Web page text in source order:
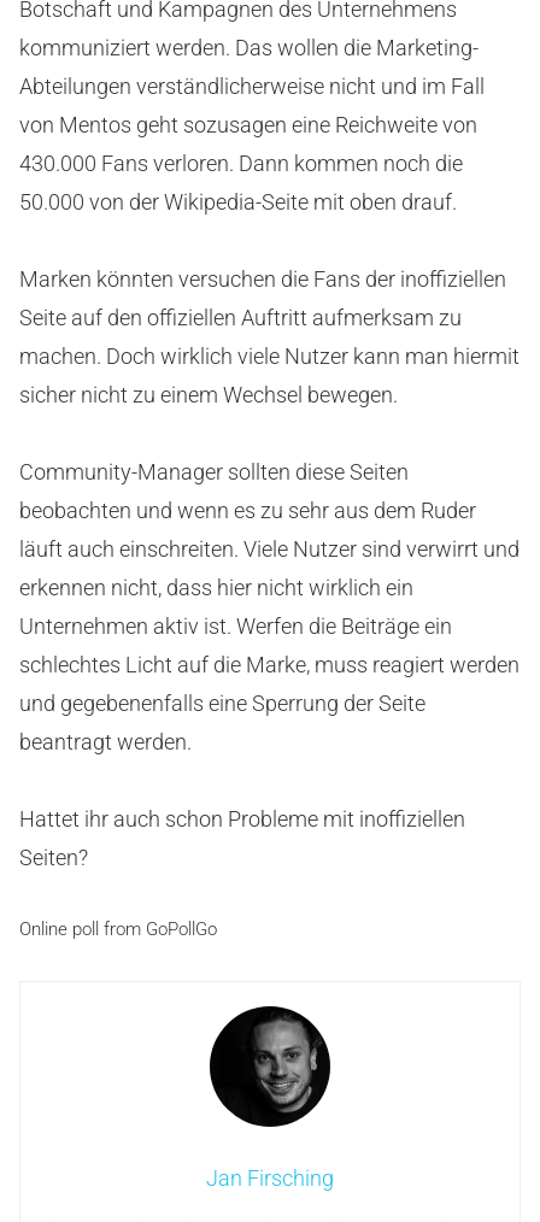
Botschaft und Kampagnen des Unternehmens
kommuniziert werden. Das wollen die Marketing-
Abteilungen verständlicherweise nicht und im Fall
von Mentos geht sozusagen eine Reichweite von
430.000 Fans verloren. Dann kommen noch die
50.000 von der Wikipedia-Seite mit oben drauf.
Marken könnten versuchen die Fans der inoffiziellen
Seite auf den offiziellen Auftritt aufmerksam zu
machen. Doch wirklich viele Nutzer kann man hiermit
sicher nicht zu einem Wechsel bewegen.
Community-Manager sollten diese Seiten
beobachten und wenn es zu sehr aus dem Ruder
läuft auch einschreiten. Viele Nutzer sind verwirrt und
erkennen nicht, dass hier nicht wirklich ein
Unternehmen aktiv ist. Werfen die Beiträge ein
schlechtes Licht auf die Marke, muss reagiert werden
und gegebenenfalls eine Sperrung der Seite
beantragt werden.
Hattet ihr auch schon Probleme mit inoffiziellen
Seiten?
Online poll from GoPollGo
Jan Firsching